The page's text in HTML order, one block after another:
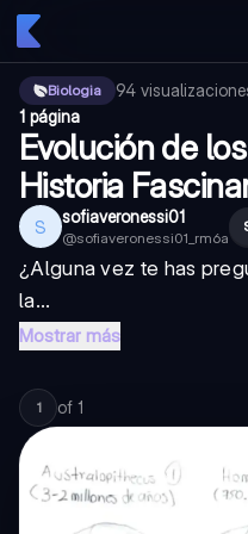
Biologia 94
1 página
Evolución de
Historia
S sofiaveronessi01
@sofiaveronessi01_rm6a
¿Alguna vez te has
la...
Mostrar más
1 of 1